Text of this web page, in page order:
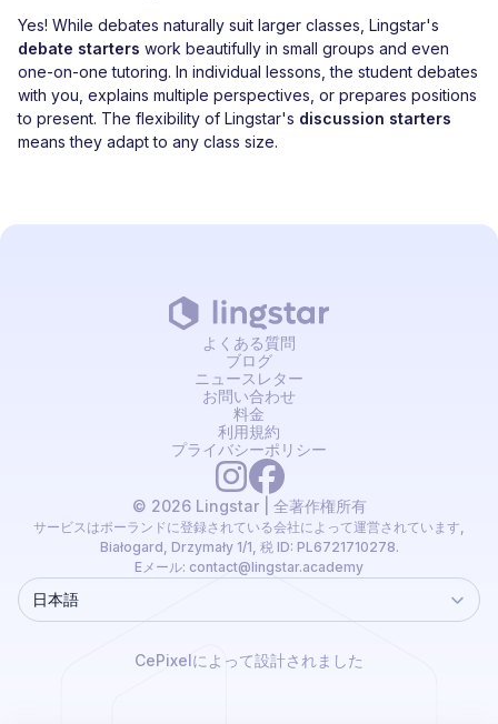
Yes! While debates naturally suit larger classes, Lingstar's
debate starters work beautifully in small groups and even
one-on-one tutoring. In individual lessons, the student debates
with you, explains multiple perspectives, or prepares positions
to present. The flexibility of Lingstar's discussion starters
means they adapt to any class size.
© 2026 Lingstar | 全著作権所有
サービスはポーランドに登録されている会社によって運営されています,
Białogard, Drzymały 1/1, 税 ID: PL6721710278.
Eメール: contact@lingstar.academy
よくある質問
ブログ
ニュースレター
お問い合わせ
料金
利用規約
プライバシーポリシー
Language
日本語
CePixelによって設計されました